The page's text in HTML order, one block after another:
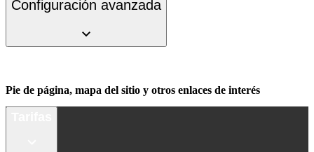
Configuración avanzada
Pie de página, mapa del sitio y otros enlaces de interés